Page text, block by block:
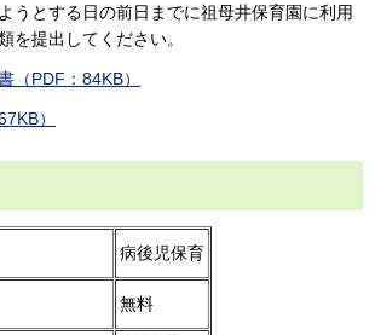
うとする日の前日までに祖母井保育園に利用
を提出してください。
（PDF：84KB）
）
病後児保育
無料